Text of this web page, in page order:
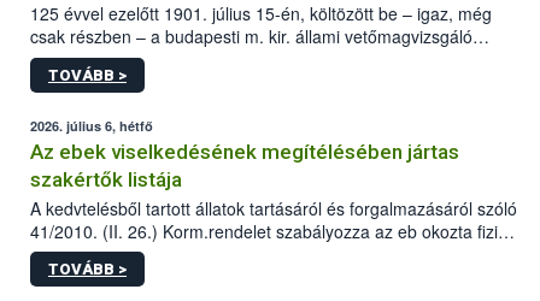
125 évvel ezelőtt 1901. július 15-én, költözött be – igaz, még
csak részben – a budapesti m. kir. állami vetőmagvizsgáló
állomás a Kis Rókus utca 15. szám alatti, Czigler Győző által
tervezett új épületébe.
TOVÁBB >
2026. július 6, hétfő
Az ebek viselkedésének megítélésében jártas
szakértők listája
A kedvtelésből tartott állatok tartásáról és forgalmazásáról szóló
41/2010. (II. 26.) Korm.rendelet szabályozza az eb okozta fizikai
sérülés, illetve ennek veszélye keletkezésekor felmerülő
hatósági feladatokat, valamint a veszélyes eb tartását és annak
TOVÁBB >